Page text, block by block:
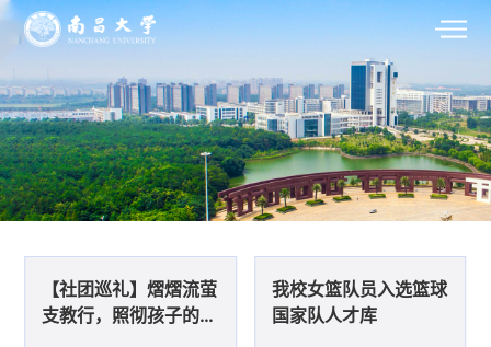
【社团巡礼】熠熠流萤
支教行，照彻孩子的求
我校女篮队员入选篮球
国家队人才库